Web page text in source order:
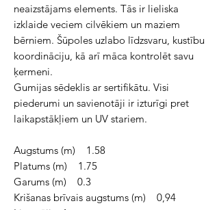
neaizstājams elements. Tās ir lieliska
izklaide veciem cilvēkiem un maziem
bērniem. Šūpoles uzlabo līdzsvaru, kustību
koordināciju, kā arī māca kontrolēt savu
ķermeni.
Gumijas sēdeklis ar sertifikātu. Visi
piederumi un savienotāji ir izturīgi pret
laikapstākļiem un UV stariem.
Augstums (m) 1.58
Platums (m) 1.75
Garums (m) 0.3
Krišanas brīvais augstums (m) 0,94